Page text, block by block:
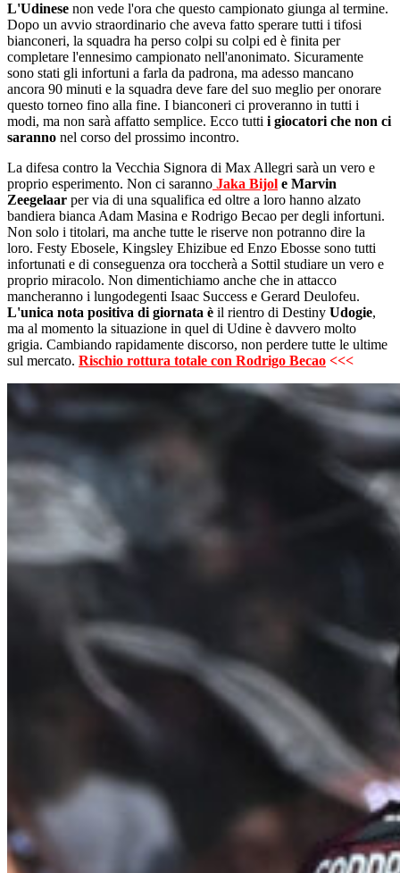
L'Udinese non vede l'ora che questo campionato giunga al termine.
Dopo un avvio straordinario che aveva fatto sperare tutti i tifosi
bianconeri, la squadra ha perso colpi su colpi ed è finita per
completare l'ennesimo campionato nell'anonimato. Sicuramente
sono stati gli infortuni a farla da padrona, ma adesso mancano
ancora 90 minuti e la squadra deve fare del suo meglio per onorare
questo torneo fino alla fine. I bianconeri ci proveranno in tutti i
modi, ma non sarà affatto semplice. Ecco tutti i giocatori che non ci
saranno nel corso del prossimo incontro.
La difesa contro la Vecchia Signora di Max Allegri sarà un vero e
proprio esperimento. Non ci saranno Jaka Bijol e Marvin
Zeegelaar per via di una squalifica ed oltre a loro hanno alzato
bandiera bianca Adam Masina e Rodrigo Becao per degli infortuni.
Non solo i titolari, ma anche tutte le riserve non potranno dire la
loro. Festy Ebosele, Kingsley Ehizibue ed Enzo Ebosse sono tutti
infortunati e di conseguenza ora toccherà a Sottil studiare un vero e
proprio miracolo. Non dimentichiamo anche che in attacco
mancheranno i lungodegenti Isaac Success e Gerard Deulofeu.
L'unica nota positiva di giornata è il rientro di Destiny Udogie,
ma al momento la situazione in quel di Udine è davvero molto
grigia. Cambiando rapidamente discorso, non perdere tutte le ultime
sul mercato. Rischio rottura totale con Rodrigo Becao <<<